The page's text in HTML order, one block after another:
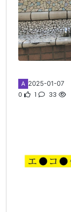
A 2025-01-07
0 1 33